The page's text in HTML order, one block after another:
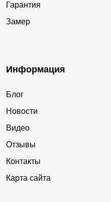
Гарантия
Замер
Информация
Блог
Новости
Видео
Отзывы
Контакты
Карта сайта